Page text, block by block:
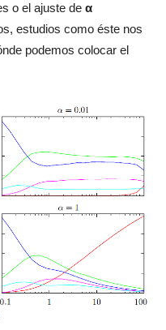
o el ajuste de α
estudios como éste nos
podemos colocar el